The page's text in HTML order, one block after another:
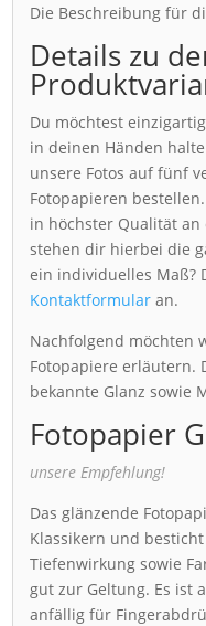
Die Beschreibung für
Details zu
Du möchtest
in deinen Händen
unsere Fotos auf fünf
Fotopapieren
in höchster Qualität
stehen dir hierbei die
ein individuelles Maß?
Kontaktformular an.
Nachfolgend möchten
Fotopapiere erläutern.
bekannte Glanz sowie
Fotopapier
unsere Empfehlung!
Das glänzende
Klassikern und
Tiefenwirkung sowie
gut zur Geltung. Es ist
anfällig für